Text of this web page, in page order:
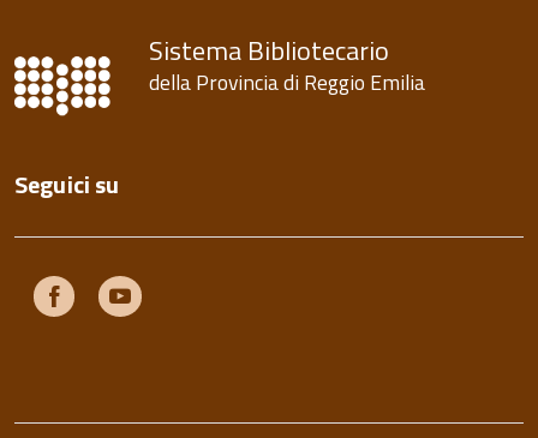
Sistema Bibliotecario
della Provincia di Reggio Emilia
Seguici su
Facebook